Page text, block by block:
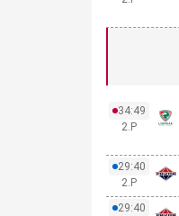
34:49
2.P
29:40
2.P
29:40